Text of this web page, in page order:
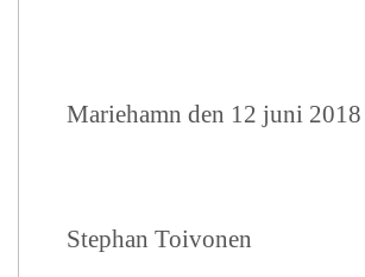
Mariehamn den 12 juni 2018
Stephan Toivonen